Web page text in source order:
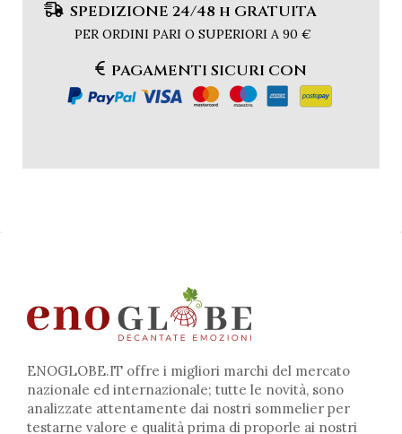
SPEDIZIONE 24/48 h GRATUITA
PER ORDINI PARI O SUPERIORI A 90 €
PAGAMENTI SICURI CON
ENOGLOBE.IT offre i migliori marchi del mercato
nazionale ed internazionale; tutte le novità, sono
analizzate attentamente dai nostri sommelier per
testarne valore e qualità prima di proporle ai nostri